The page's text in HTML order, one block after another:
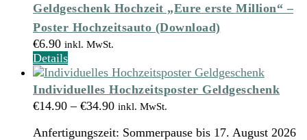
Geldgeschenk Hochzeit „Eure erste Million“ –
Poster Hochzeitsauto (Download)
€6.90 inkl. MwSt.
Details
Individuelles Hochzeitsposter Geldgeschenk
€14.90 – €34.90 inkl. MwSt.
Anfertigungszeit: Sommerpause bis 17. August 2026